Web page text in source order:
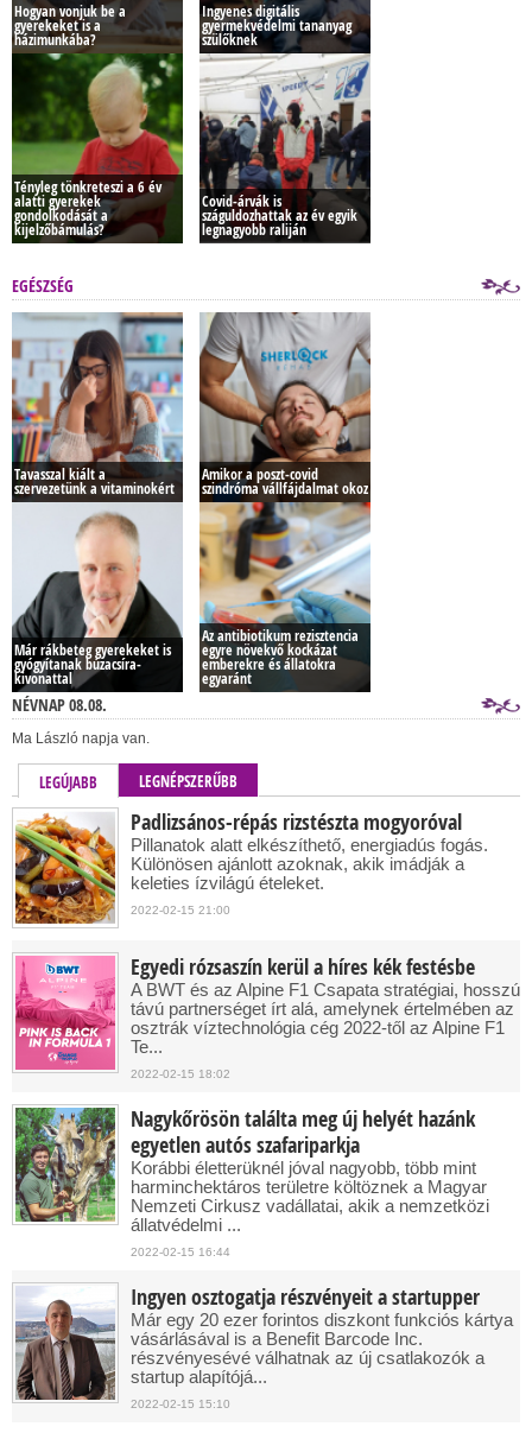
Hogyan vonjuk be a
gyerekeket is a
házimunkába?
Ingyenes digitális
gyermekvédelmi tananyag
szülőknek
Tényleg tönkreteszi a 6 év
alatti gyerekek
gondolkodását a
kijelzőbámulás?
Covid-árvák is
száguldozhattak az év egyik
legnagyobb raliján
EGÉSZSÉG
Tavasszal kiált a
szervezetünk a vitaminokért
Amikor a poszt-covid
szindróma vállfájdalmat okoz
Már rákbeteg gyerekeket is
gyógyítanak búzacsíra-
kivonattal
Az antibiotikum rezisztencia
egyre növekvő kockázat
emberekre és állatokra
egyaránt
NÉVNAP 08.08.
Ma László napja van.
LEGÚJABB LEGNÉPSZERŰBB
Padlizsános-répás rizstészta mogyoróval
Pillanatok alatt elkészíthető, energiadús fogás.
Különösen ajánlott azoknak, akik imádják a
keleties ízvilágú ételeket.
2022-02-15 21:00
Egyedi rózsaszín kerül a híres kék festésbe
A BWT és az Alpine F1 Csapata stratégiai, hosszú
távú partnerséget írt alá, amelynek értelmében az
osztrák víztechnológia cég 2022-től az Alpine F1
Te...
2022-02-15 18:02
Nagykőrösön találta meg új helyét hazánk
egyetlen autós szafariparkja
Korábbi életterüknél jóval nagyobb, több mint
harminchektáros területre költöznek a Magyar
Nemzeti Cirkusz vadállatai, akik a nemzetközi
állatvédelmi ...
2022-02-15 16:44
Ingyen osztogatja részvényeit a startupper
Már egy 20 ezer forintos diszkont funkciós kártya
vásárlásával is a Benefit Barcode Inc.
részvényesévé válhatnak az új csatlakozók a
startup alapítójá...
2022-02-15 15:10